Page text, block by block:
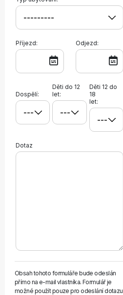
Příjezd: Odjezd:
Dospělí:
Děti do 12
let:
Děti 12 do
18
let:
Dotaz
Obsah tohoto formuláře bude odeslán
přímo na e-mail vlastníka. Formulář je
možné použít pouze pro odeslání dotazu